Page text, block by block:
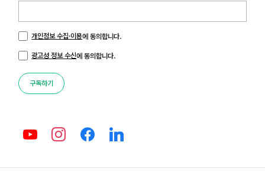
개인정보 수집·이용에 동의합니다.
광고성 정보 수신에 동의합니다.
구독하기